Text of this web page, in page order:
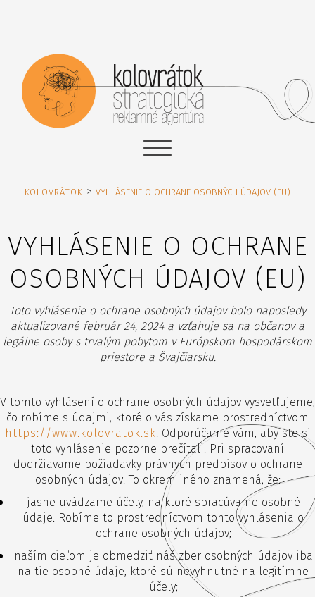
KOLOVRÁTOK > VYHLÁSENIE O OCHRANE OSOBNÝCH ÚDAJOV (EU)
VYHLÁSENIE O OCHRANE
OSOBNÝCH ÚDAJOV (EU)
Toto vyhlásenie o ochrane osobných údajov bolo naposledy
aktualizované február 24, 2024 a vzťahuje sa na občanov a
legálne osoby s trvalým pobytom v Európskom hospodárskom
priestore a Švajčiarsku.
V tomto vyhlásení o ochrane osobných údajov vysvetľujeme,
čo robíme s údajmi, ktoré o vás získame prostredníctvom
https://www.kolovratok.sk. Odporúčame vám, aby ste si
toto vyhlásenie pozorne prečítali. Pri spracovaní
dodržiavame požiadavky právnych predpisov o ochrane
osobných údajov. To okrem iného znamená, že:
jasne uvádzame účely, na ktoré spracúvame osobné
údaje. Robíme to prostredníctvom tohto vyhlásenia o
ochrane osobných údajov;
naším cieľom je obmedziť náš zber osobných údajov iba
na tie osobné údaje, ktoré sú nevyhnutné na legitímne
účely;